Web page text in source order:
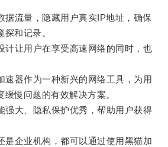
流量，隐藏用户真实IP地址，确保
和记录。
让用户在享受高速网络的同时，也
器作为一种新兴的网络工具，为用
缓慢问题的有效解决方案。
大、隐私保护优秀，帮助用户获得
企业机构，都可以通过使用黑猫加